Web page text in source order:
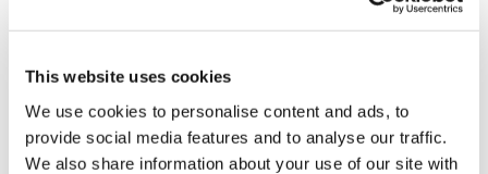
This website uses cookies
We use cookies to personalise content and ads, to
provide social media features and to analyse our traffic.
We also share information about your use of our site with